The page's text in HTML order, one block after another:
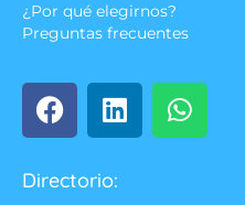
¿Por qué elegirnos?
Preguntas frecuentes
Directorio: